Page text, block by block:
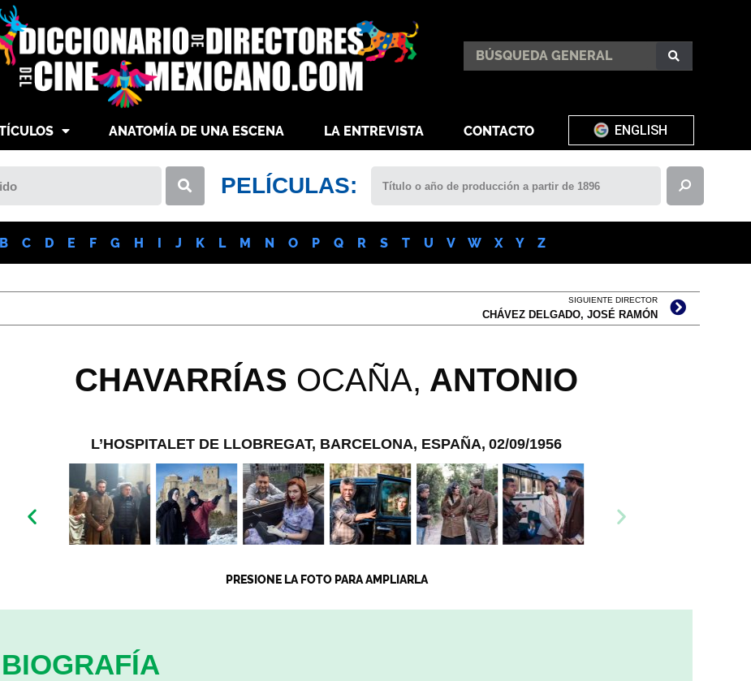
ANATOMÍA DE UNA ESCENA LA ENTREVISTA CONTACTO ENGLISH
PELÍCULAS:
B C D E F G H I J K L M N O P Q R S T U V W X Y Z
SIGUIENTE DIRECTOR
CHÁVEZ DELGADO, JOSÉ RAMÓN
CHAVARRÍAS OCAÑA, ANTONIO
L’HOSPITALET DE LLOBREGAT, BARCELONA, ESPAÑA, 02/09/1956
PRESIONE LA FOTO PARA AMPLIARLA
BIOGRAFÍA